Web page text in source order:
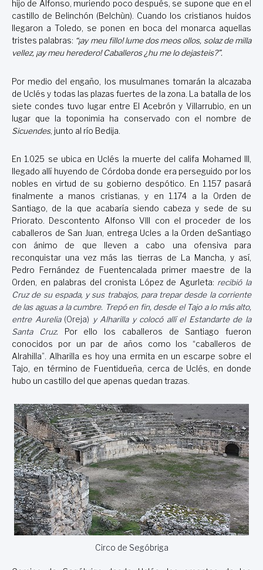
hijo de Alfonso, muriendo poco después, se supone que en el
castillo de Belinchón (Belchùn). Cuando los cristianos huidos
llegaron a Toledo, se ponen en boca del monarca aquellas
tristes palabras: “¡ay meu fillo! lume dos meos ollos, solaz de milla
vellez, ¡ay meu heredero! Caballeros ¿hu me lo dejasteis?”.
Por medio del engaño, los musulmanes tomarán la alcazaba
de Uclés y todas las plazas fuertes de la zona. La batalla de los
siete condes tuvo lugar entre El Acebrón y Villarrubio, en un
lugar que la toponimia ha conservado con el nombre de
Sicuendes, junto al río Bedija.
En 1.025 se ubica en Uclés la muerte del califa Mohamed III,
llegado allí huyendo de Córdoba donde era perseguido por los
nobles en virtud de su gobierno despótico. En 1.157 pasará
finalmente a manos cristianas, y en 1.174 a la Orden de
Santiago, de la que acabaría siendo cabeza y sede de su
Priorato. Descontento Alfonso VIII con el proceder de los
caballeros de San Juan, entrega Ucles a la Orden deSantiago
con ánimo de que lleven a cabo una ofensiva para
reconquistar una vez más las tierras de La Mancha, y así,
Pedro Fernández de Fuentencalada primer maestre de la
Orden, en palabras del cronista López de Agurleta: recibió la
Cruz de su espada, y sus trabajos, para trepar desde la corriente
de las aguas a la cumbre. Trepó en fin, desde el Tajo a lo más alto,
entre Aurelia (Oreja) y Alharilla y colocó allí el Estandarte de la
Santa Cruz.
Por ello los caballeros de Santiago fueron
conocidos por un par de años como los “caballeros de
Alrahilla”. Alharilla es hoy una ermita en un escarpe sobre el
Tajo, en término de Fuentidueña, cerca de Uclés, en donde
hubo un castillo del que apenas quedan trazas.
Circo de Segóbriga